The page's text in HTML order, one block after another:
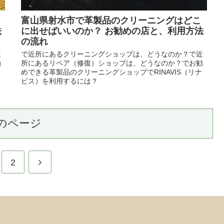
富山県射水市で革製品のクリーニングはどこ
に出せばいいのか？ お勧めの店と、利用方法
の流れ
で近所にあるクリーニングショップは、どうなのか？で近
所にあるリペア（修復）ショップは、どうなのか？でお勧
めできる革製品のクリーニングショップでRINAVIS（リナ
ビス）を利用するには？
ページ
2